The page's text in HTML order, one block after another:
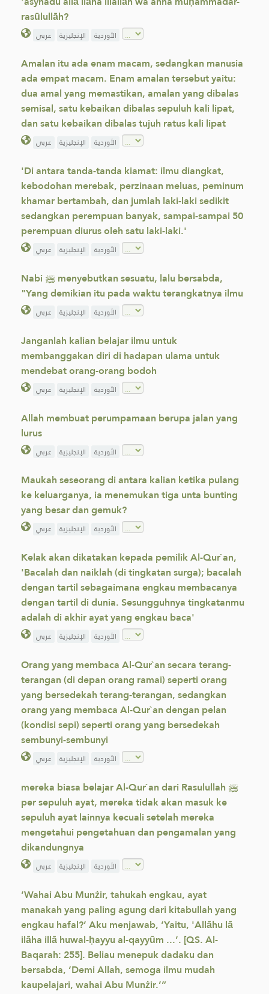
rasūlullāh?
عربي الإنجليزية الأوردية
Amalan itu ada enam macam, sedangkan manusia
ada empat macam. Enam amalan tersebut yaitu:
dua amal yang memastikan, amalan yang dibalas
semisal, satu kebaikan dibalas sepuluh kali lipat,
dan satu kebaikan dibalas tujuh ratus kali lipat
عربي الإنجليزية الأوردية
'Di antara tanda-tanda kiamat: ilmu diangkat,
kebodohan merebak, perzinaan meluas, peminum
khamar bertambah, dan jumlah laki-laki sedikit
sedangkan perempuan banyak, sampai-sampai 50
perempuan diurus oleh satu laki-laki.'
عربي الإنجليزية الأوردية
Nabi ﷺ menyebutkan sesuatu, lalu bersabda,
"Yang demikian itu pada waktu terangkatnya ilmu
عربي الإنجليزية الأوردية
Janganlah kalian belajar ilmu untuk
membanggakan diri di hadapan ulama untuk
mendebat orang-orang bodoh
عربي الإنجليزية الأوردية
Allah membuat perumpamaan berupa jalan yang
lurus
عربي الإنجليزية الأوردية
Maukah seseorang di antara kalian ketika pulang
ke keluarganya, ia menemukan tiga unta bunting
yang besar dan gemuk?
عربي الإنجليزية الأوردية
Kelak akan dikatakan kepada pemilik Al-Qur`an,
'Bacalah dan naiklah (di tingkatan surga); bacalah
dengan tartil sebagaimana engkau membacanya
dengan tartil di dunia. Sesungguhnya tingkatanmu
adalah di akhir ayat yang engkau baca'
عربي الإنجليزية الأوردية
Orang yang membaca Al-Qur`an secara terang-
terangan (di depan orang ramai) seperti orang
yang bersedekah terang-terangan, sedangkan
orang yang membaca Al-Qur`an dengan pelan
(kondisi sepi) seperti orang yang bersedekah
sembunyi-sembunyi
عربي الإنجليزية الأوردية
mereka biasa belajar Al-Qur`an dari Rasulullah ﷺ
per sepuluh ayat, mereka tidak akan masuk ke
sepuluh ayat lainnya kecuali setelah mereka
mengetahui pengetahuan dan pengamalan yang
dikandungnya
عربي الإنجليزية الأوردية
‘Wahai Abu Munżir, tahukah engkau, ayat
manakah yang paling agung dari kitabullah yang
engkau hafal?’ Aku menjawab, ‘Yaitu, 'Allāhu lā
ilāha illā huwal-ḥayyu al-qayyūm ...’. [QS. Al-
Baqarah: 255]. Beliau menepuk dadaku dan
bersabda, ‘Demi Allah, semoga ilmu mudah
kaupelajari, wahai Abu Munżir.’”